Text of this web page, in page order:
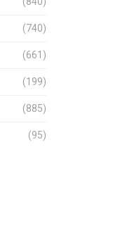
(740)
(661)
(199)
(885)
(95)